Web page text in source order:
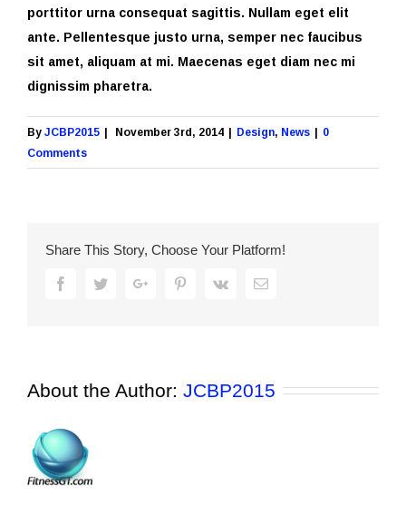
porttitor urna consequat sagittis. Nullam eget elit
ante. Pellentesque justo urna, semper nec faucibus
sit amet, aliquam at mi. Maecenas eget diam nec mi
dignissim pharetra.
ByJCBP2015 | November 3rd, 2014 | Design, News | 0
Comments
Share This Story, Choose Your Platform!
FacebookTwitterGoogle+ PinterestVk Email
About the Author: JCBP2015